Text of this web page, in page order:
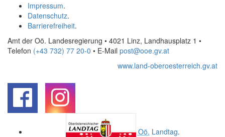
Impressum.
Datenschutz.
Barrierefreiheit.
Amt der Oö. Landesregierung • 4021 Linz, Landhausplatz 1 •
Telefon (+43 732) 77 20-0 • E-Mail post@ooe.gv.at
www.land-oberoesterreich.gv.at
Oö. Landtag.